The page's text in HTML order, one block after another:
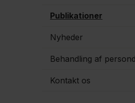
Publikationer
Nyheder
Behandling af
Kontakt os